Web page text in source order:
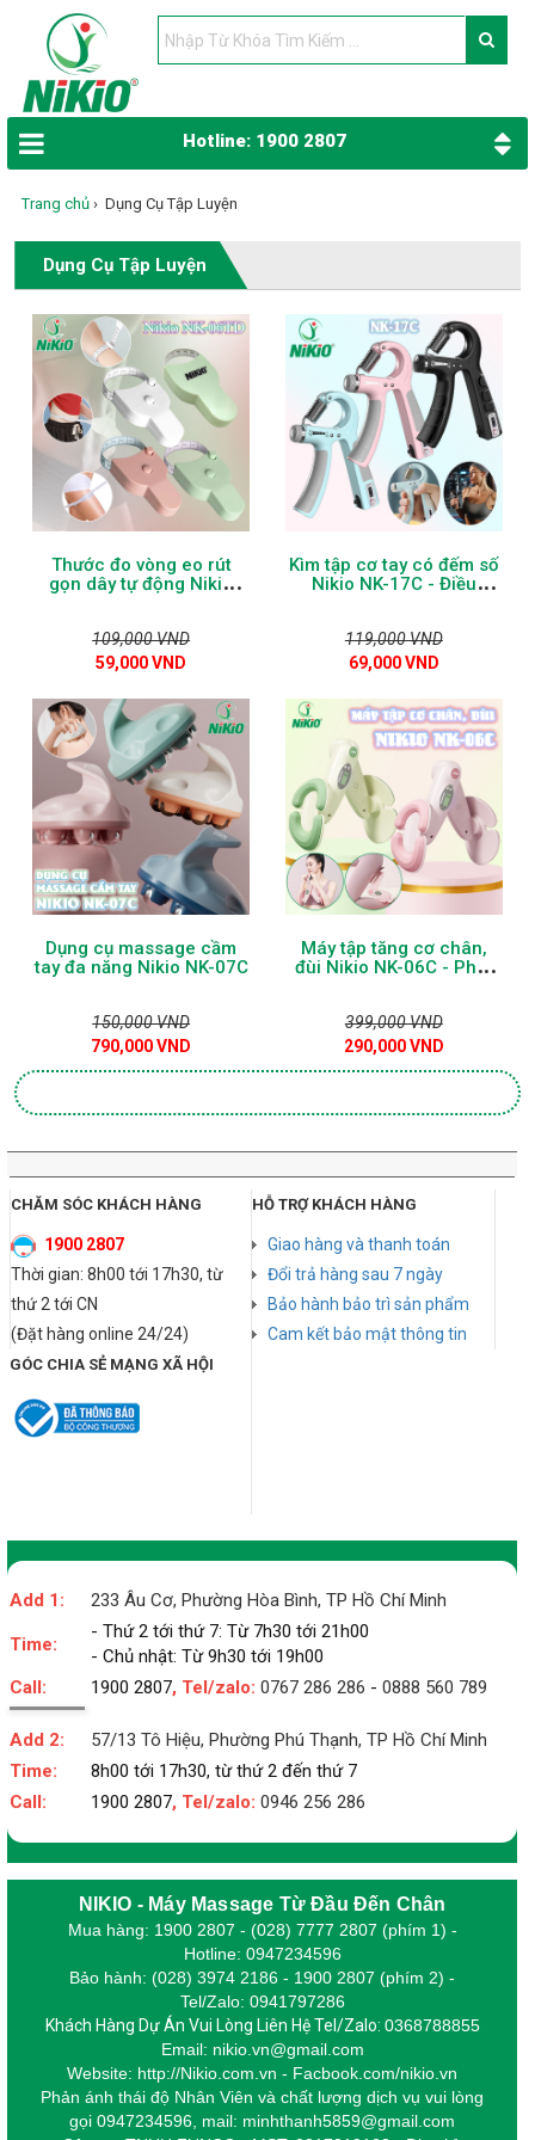
Hotline: 1900 2807
Trang chủ › Dụng Cụ Tập Luyện
Dụng Cụ Tập Luyện
Thước đo vòng eo rút
gọn dây tự động Nikio
109,000 VND
59,000 VND
Kìm tập cơ tay có đếm số
Nikio NK-17C - Điều
119,000 VND
69,000 VND
Dụng cụ massage cầm
tay đa năng Nikio NK-07C
150,000 VND
790,000 VND
Máy tập tăng cơ chân,
đùi Nikio NK-06C - Phát
nhiên
399,000 VND
290,000 VND
CHĂM SÓC KHÁCH HÀNG
1900 2807
Thời gian: 8h00 tới 17h30, từ
thứ 2 tới CN
(Đặt hàng online 24/24)
HỖ TRỢ KHÁCH HÀNG
Giao hàng và thanh toán
Đổi trả hàng sau 7 ngày
Bảo hành bảo trì sản phẩm
Cam kết bảo mật thông tin
GÓC CHIA SẺ MẠNG XÃ HỘI
Add 1: 233 Âu Cơ, Phường Hòa Bình, TP Hồ Chí Minh
Time:
- Thứ 2 tới thứ 7: Từ 7h30 tới 21h00
- Chủ nhật: Từ 9h30 tới 19h00
Call:
1900 2807, Tel/zalo: 0767 286 286 - 0888 560 789
Add 2:
57/13 Tô Hiệu, Phường Phú Thạnh, TP Hồ Chí Minh
Time:
8h00 tới 17h30, từ thứ 2 đến thứ 7
Call:
1900 2807, Tel/zalo: 0946 256 286
NIKIO - Máy Massage Từ Đầu Đến Chân
Mua hàng: 1900 2807 - (028) 7777 2807 (phím 1) -
Hotline: 0947234596
Bảo hành: (028) 3974 2186 - 1900 2807 (phím 2) -
Tel/Zalo: 0941797286
Khách Hàng Dự Án Vui Lòng Liên Hệ Tel/Zalo: 0368788855
Email: nikio.vn@gmail.com
Website: http://Nikio.com.vn - Facbook.com/nikio.vn
Phản ánh thái độ Nhân Viên và chất lượng dịch vụ vui lòng
gọi 0947234596, mail: minhthanh5859@gmail.com